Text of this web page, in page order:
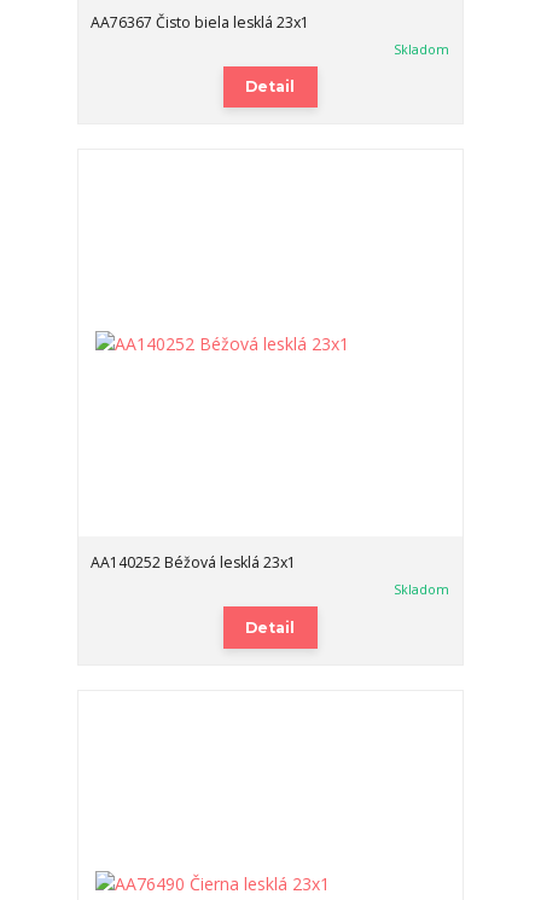
AA76367 Čisto biela lesklá 23x1
Skladom
Detail
AA140252 Béžová lesklá 23x1
Skladom
Detail